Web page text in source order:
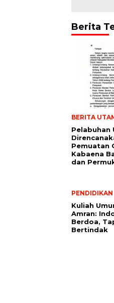
Berita
BERITA
Pelabuhan
Pemuatan
Kabaena
dan
PENDIDIKAN
Kuliah
Amran:
Berdoa,
Bertindak